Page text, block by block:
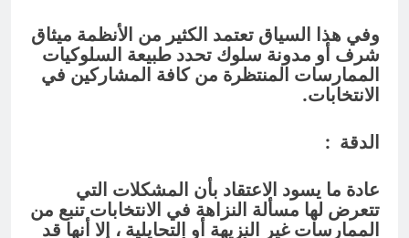
وفي هذا السياق تعتمد الكثير من الأنظمة ميثاق
شرف أو مدونة سلوك تحدد طبيعة السلوكيات
الممارسات المنتظرة من كافة المشاركين في
الانتخابات.
الدقة :
عادة ما يسود الاعتقاد بأن المشكلات التي
تتعرض لها مسألة النزاهة في الانتخابات تنبع من
الممارسات غير النزيهة أو التحايلية ، إلا أنها قد